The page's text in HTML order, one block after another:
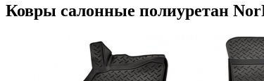
Ковры салонные полиуретан